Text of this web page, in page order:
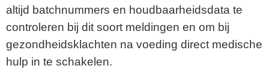
altijd batchnummers en houdbaarheidsdata te
controleren bij dit soort meldingen en om bij
gezondheidsklachten na voeding direct medische
hulp in te schakelen.